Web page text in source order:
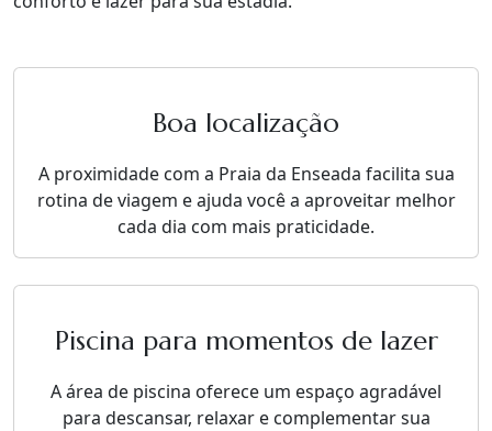
Boa localização
A proximidade com a Praia da Enseada facilita sua
rotina de viagem e ajuda você a aproveitar melhor
cada dia com mais praticidade.
Piscina para momentos de lazer
A área de piscina oferece um espaço agradável
para descansar, relaxar e complementar sua